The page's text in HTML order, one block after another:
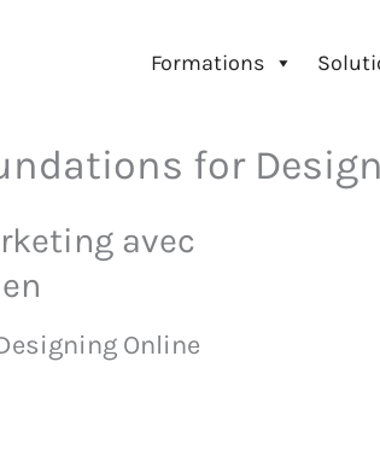
Formations
for
avec
Online